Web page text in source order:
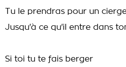
Tu le prendras pour un
Jusqu'à ce qu'il entre dans
Si toi tu te fais berger